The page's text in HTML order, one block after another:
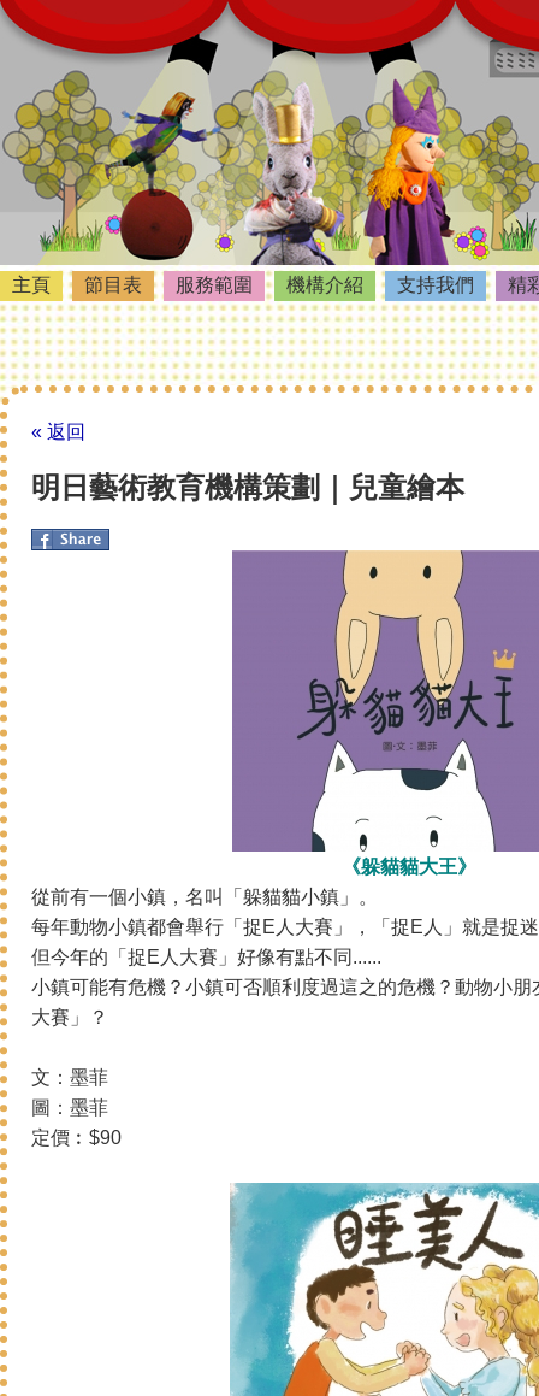
主頁 節目表 服務範圍 機構介紹 支持我們 精
« 返回
明日藝術教育機構策劃｜兒童繪本
《躲貓貓大王》
從前有一個小鎮，名叫「躲貓貓小鎮」。
每年動物小鎮都會舉行「捉E人大賽」，「捉E人」就是捉
但今年的「捉E人大賽」好像有點不同......
小鎮可能有危機？小鎮可否順利度過這之的危機？動物小
大賽」？
文：墨菲
圖：墨菲
定價︰$90